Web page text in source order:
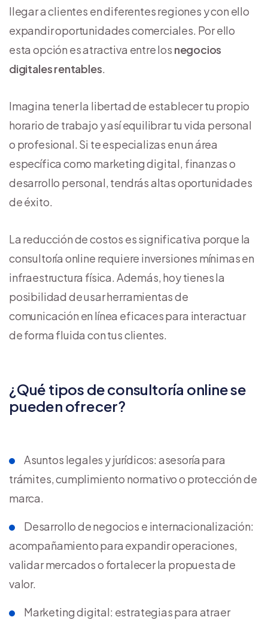
llegar a clientes en diferentes regiones y con ello
expandir oportunidades comerciales. Por ello
esta opción es atractiva entre los negocios
digitales rentables.
Imagina tener la libertad de establecer tu propio
horario de trabajo y así equilibrar tu vida personal
o profesional. Si te especializas en un área
específica como marketing digital, finanzas o
desarrollo personal, tendrás altas oportunidades
de éxito.
La reducción de costos es significativa porque la
consultoría online requiere inversiones mínimas en
infraestructura física. Además, hoy tienes la
posibilidad de usar herramientas de
comunicación en línea eficaces para interactuar
de forma fluida con tus clientes.
¿Qué tipos de consultoría online se
pueden ofrecer?
Asuntos legales y jurídicos: asesoría para
trámites, cumplimiento normativo o protección de
marca.
Desarrollo de negocios e internacionalización:
acompañamiento para expandir operaciones,
validar mercados o fortalecer la propuesta de
valor.
Marketing digital: estrategias para atraer